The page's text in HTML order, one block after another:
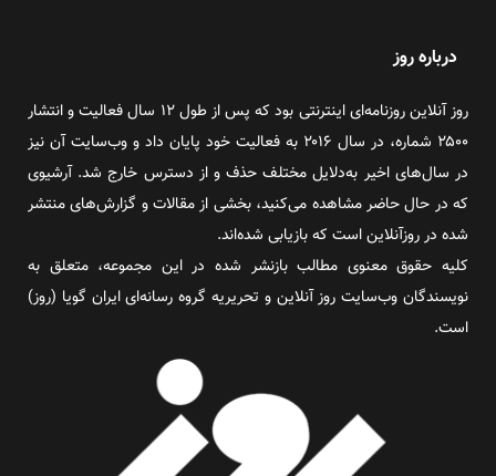
درباره روز
روز آنلاین روزنامه‌ای اینترنتی بود که پس از طول ۱۲ سال فعالیت و انتشار
۲۵۰۰ شماره، در سال ۲۰۱۶ به فعالیت خود پایان داد و وب‌سایت آن نیز
در سال‌های اخیر به‌دلایل مختلف حذف و از دسترس خارج شد. آرشیوی
که در حال حاضر مشاهده می‌کنید، بخشی از مقالات و گزارش‌های منتشر
شده در روزآنلاین است که بازیابی شده‌اند.
کلیه حقوق معنوی مطالب بازنشر شده در این مجموعه، متعلق به
نویسندگان وب‌سایت روز آنلاین و تحریریه گروه رسانه‌ای ایران گویا (روز)
است.